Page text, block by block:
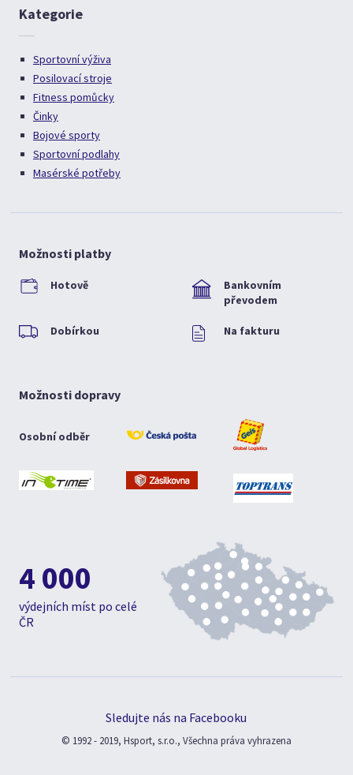
Kategorie
Sportovní výživa
Posilovací stroje
Fitness pomůcky
Činky
Bojové sporty
Sportovní podlahy
Masérské potřeby
Možnosti platby
Hotově
Bankovním
převodem
Dobírkou Na fakturu
Možnosti dopravy
Osobní odběr
4 000
výdejních míst po celé
ČR
Sledujte nás na Facebooku
© 1992 - 2019, Hsport, s.r.o., Všechna práva vyhrazena